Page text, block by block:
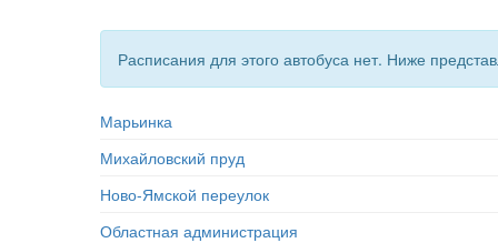
Расписания для этого автобуса нет. Ниже
Марьинка
Михайловский пруд
Ново-Ямской переулок
Областная администрация